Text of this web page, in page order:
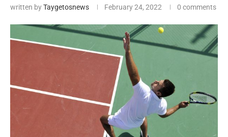
written byTaygetosnews February 24, 2022 0 comments